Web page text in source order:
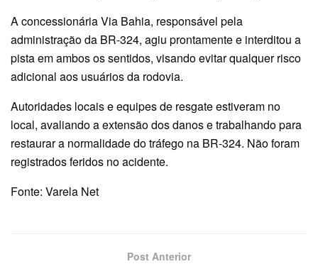
A concessionária Via Bahia, responsável pela
administração da BR-324, agiu prontamente e interditou a
pista em ambos os sentidos, visando evitar qualquer risco
adicional aos usuários da rodovia.
Autoridades locais e equipes de resgate estiveram no
local, avaliando a extensão dos danos e trabalhando para
restaurar a normalidade do tráfego na BR-324. Não foram
registrados feridos no acidente.
Fonte: Varela Net
Post Anterior